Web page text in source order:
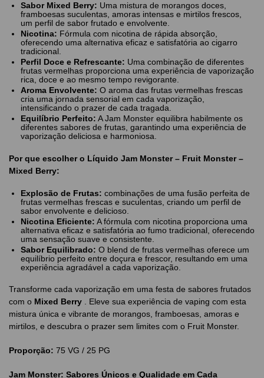
Sabor Mixed Berry: Uma mistura de morangos doces,
framboesas suculentas, amoras intensas e mirtilos frescos,
um perfil de sabor frutado e envolvente.
Nicotina: Fórmula com nicotina de rápida absorção,
oferecendo uma alternativa eficaz e satisfatória ao cigarro
tradicional.
Perfil Doce e Refrescante: Uma combinação de diferentes
frutas vermelhas proporciona uma experiência de vaporização
rica, doce e ao mesmo tempo revigorante.
Aroma Envolvente: O aroma das frutas vermelhas frescas
cria uma jornada sensorial em cada vaporização,
intensificando o prazer de cada tragada.
Equilíbrio Perfeito: A Jam Monster equilibra habilmente os
diferentes sabores de frutas, garantindo uma experiência de
vaporização deliciosa e harmoniosa.
Por que escolher o Líquido Jam Monster – Fruit Monster –
Mixed Berry:
Explosão de Frutas: combinações de uma fusão perfeita de
frutas vermelhas frescas e suculentas, criando um perfil de
sabor envolvente e delicioso.
Nicotina Eficiente: A fórmula com nicotina proporciona uma
alternativa eficaz e satisfatória ao fumo tradicional, oferecendo
uma sensação suave e consistente.
Sabor Equilibrado: O blend de frutas vermelhas oferece um
equilíbrio perfeito entre doçura e frescor, resultando em uma
experiência agradável a cada vaporização.
Transforme cada vaporização em uma festa de sabores frutados
com o Mixed Berry . Eleve sua experiência de vaping com esta
mistura única e vibrante de morangos, framboesas, amoras e
mirtilos, e descubra o prazer sem limites com o Fruit Monster.
Proporção: 75 VG / 25 PG
Jam Monster: Sabores Únicos e Qualidade em Cada